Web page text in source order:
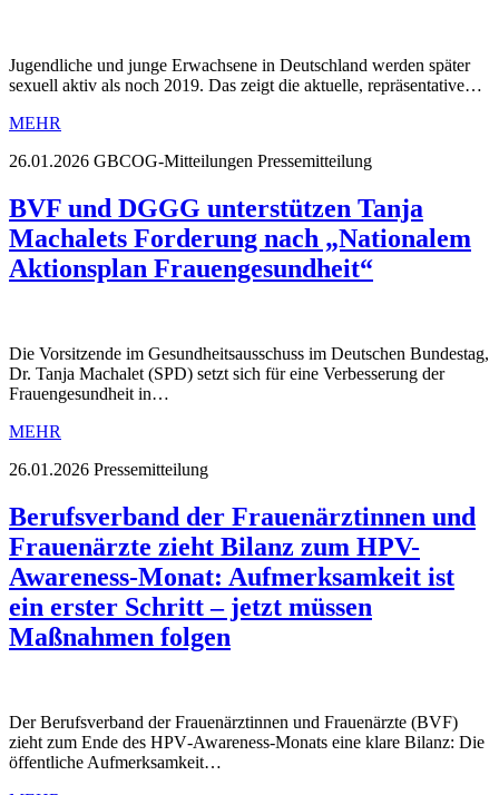
Jugendliche und junge Erwachsene in Deutschland werden später
sexuell aktiv als noch 2019. Das zeigt die aktuelle, repräsentative…
MEHR
26.01.2026 GBCOG-Mitteilungen Pressemitteilung
BVF und DGGG unterstützen Tanja
Machalets Forderung nach „Nationalem
Aktionsplan Frauengesundheit“
Die Vorsitzende im Gesundheitsausschuss im Deutschen Bundestag,
Dr. Tanja Machalet (SPD) setzt sich für eine Verbesserung der
Frauengesundheit in…
MEHR
26.01.2026 Pressemitteilung
Berufsverband der Frauenärztinnen und
Frauenärzte zieht Bilanz zum HPV-
Awareness-Monat: Aufmerksamkeit ist
ein erster Schritt – jetzt müssen
Maßnahmen folgen
Der Berufsverband der Frauenärztinnen und Frauenärzte (BVF)
zieht zum Ende des HPV‑Awareness‑Monats eine klare Bilanz: Die
öffentliche Aufmerksamkeit…